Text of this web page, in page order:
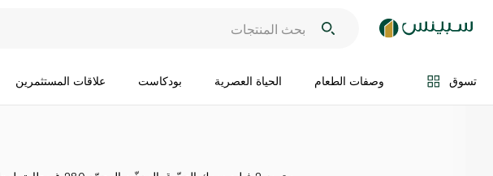
تسوق وصفات الطعام الحياة العصرية بودكاست علاقات المستثمرين
اضف الى السلة